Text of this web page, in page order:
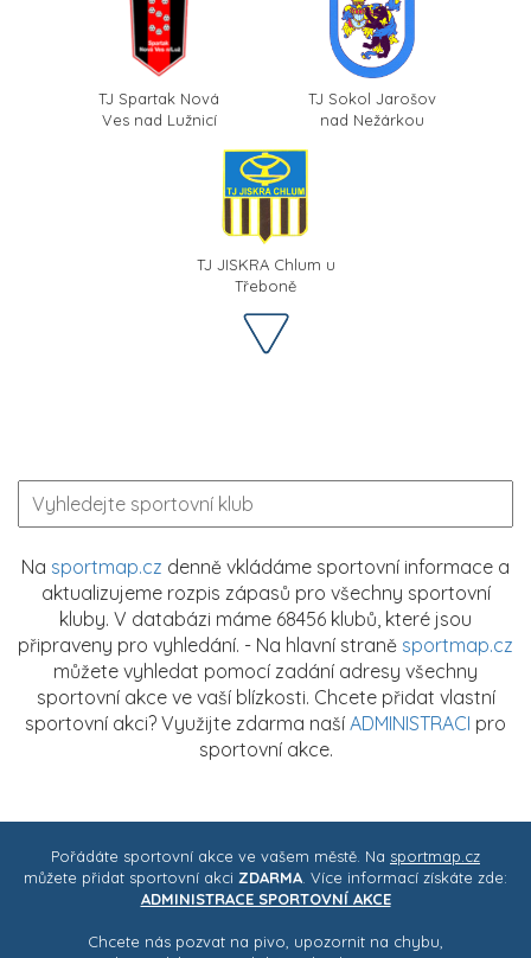
TJ Spartak Nová
Ves nad Lužnicí
TJ Sokol Jarošov
nad Nežárkou
TJ JISKRA Chlum u
Třeboně
Na sportmap.cz denně vkládáme sportovní informace a
aktualizujeme rozpis zápasů pro všechny sportovní
kluby. V databázi máme 68456 klubů, které jsou
připraveny pro vyhledání. - Na hlavní straně sportmap.cz
můžete vyhledat pomocí zadání adresy všechny
sportovní akce ve vaší blízkosti. Chcete přidat vlastní
sportovní akci? Využijte zdarma naší ADMINISTRACI pro
sportovní akce.
Pořádáte sportovní akce ve vašem městě. Na sportmap.cz
můžete přidat sportovní akci ZDARMA . Více informací získáte zde:
ADMINISTRACE SPORTOVNÍ AKCE
Chcete nás pozvat na pivo, upozornit na chybu,